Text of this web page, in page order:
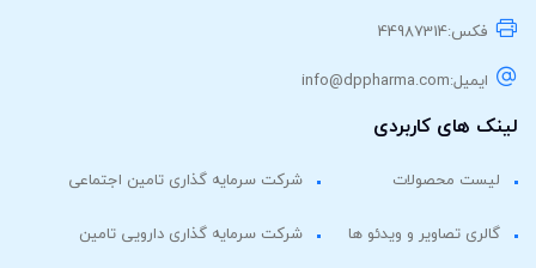
فکس:44987314
ایمیل:info@dppharma.com
های کاربردی
لیست محصولات
گالری تصاویر و ویدئو ها
شرکت سرمایه گذاری تامین اجتماعی
شرکت سرمایه گذاری دارویی تامین